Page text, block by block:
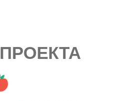
ПРОЕКТА